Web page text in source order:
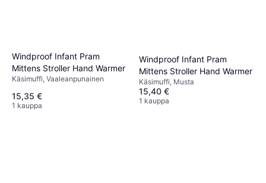
Windproof Infant Pram
Mittens Stroller Hand Warmer
Käsimuffi, Vaaleanpunainen
15,35 €
1 kauppa
Windproof Infant Pram
Mittens Stroller Hand Warmer
Käsimuffi, Musta
15,40 €
1 kauppa